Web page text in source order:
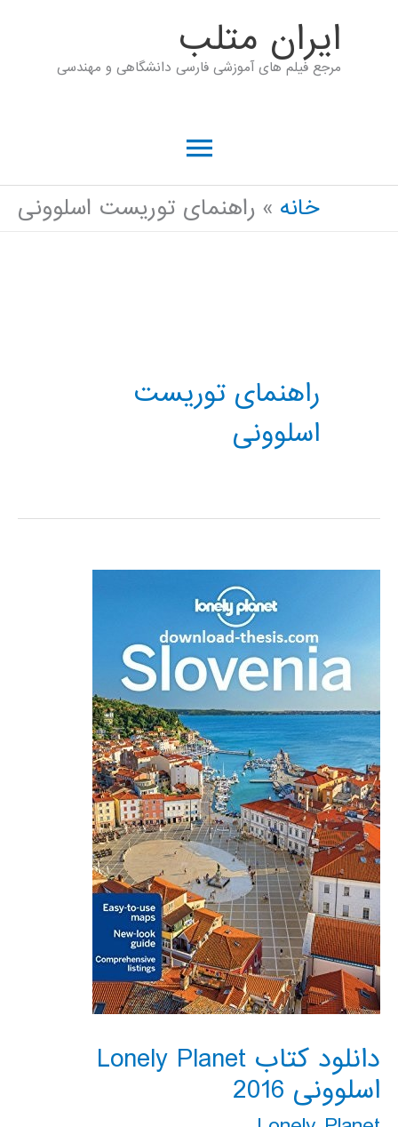
ايران متلب
مرجع فیلم های آموزشی فارسی دانشگاهی و مهندسی
فهرست
اصلی
خانه راهنمای توریست اسلوونی
راهنمای توریست
اسلوونی
دانلود کتاب Lonely Planet
اسلوونی 2016